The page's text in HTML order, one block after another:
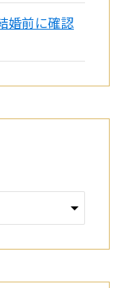
婚前に確認